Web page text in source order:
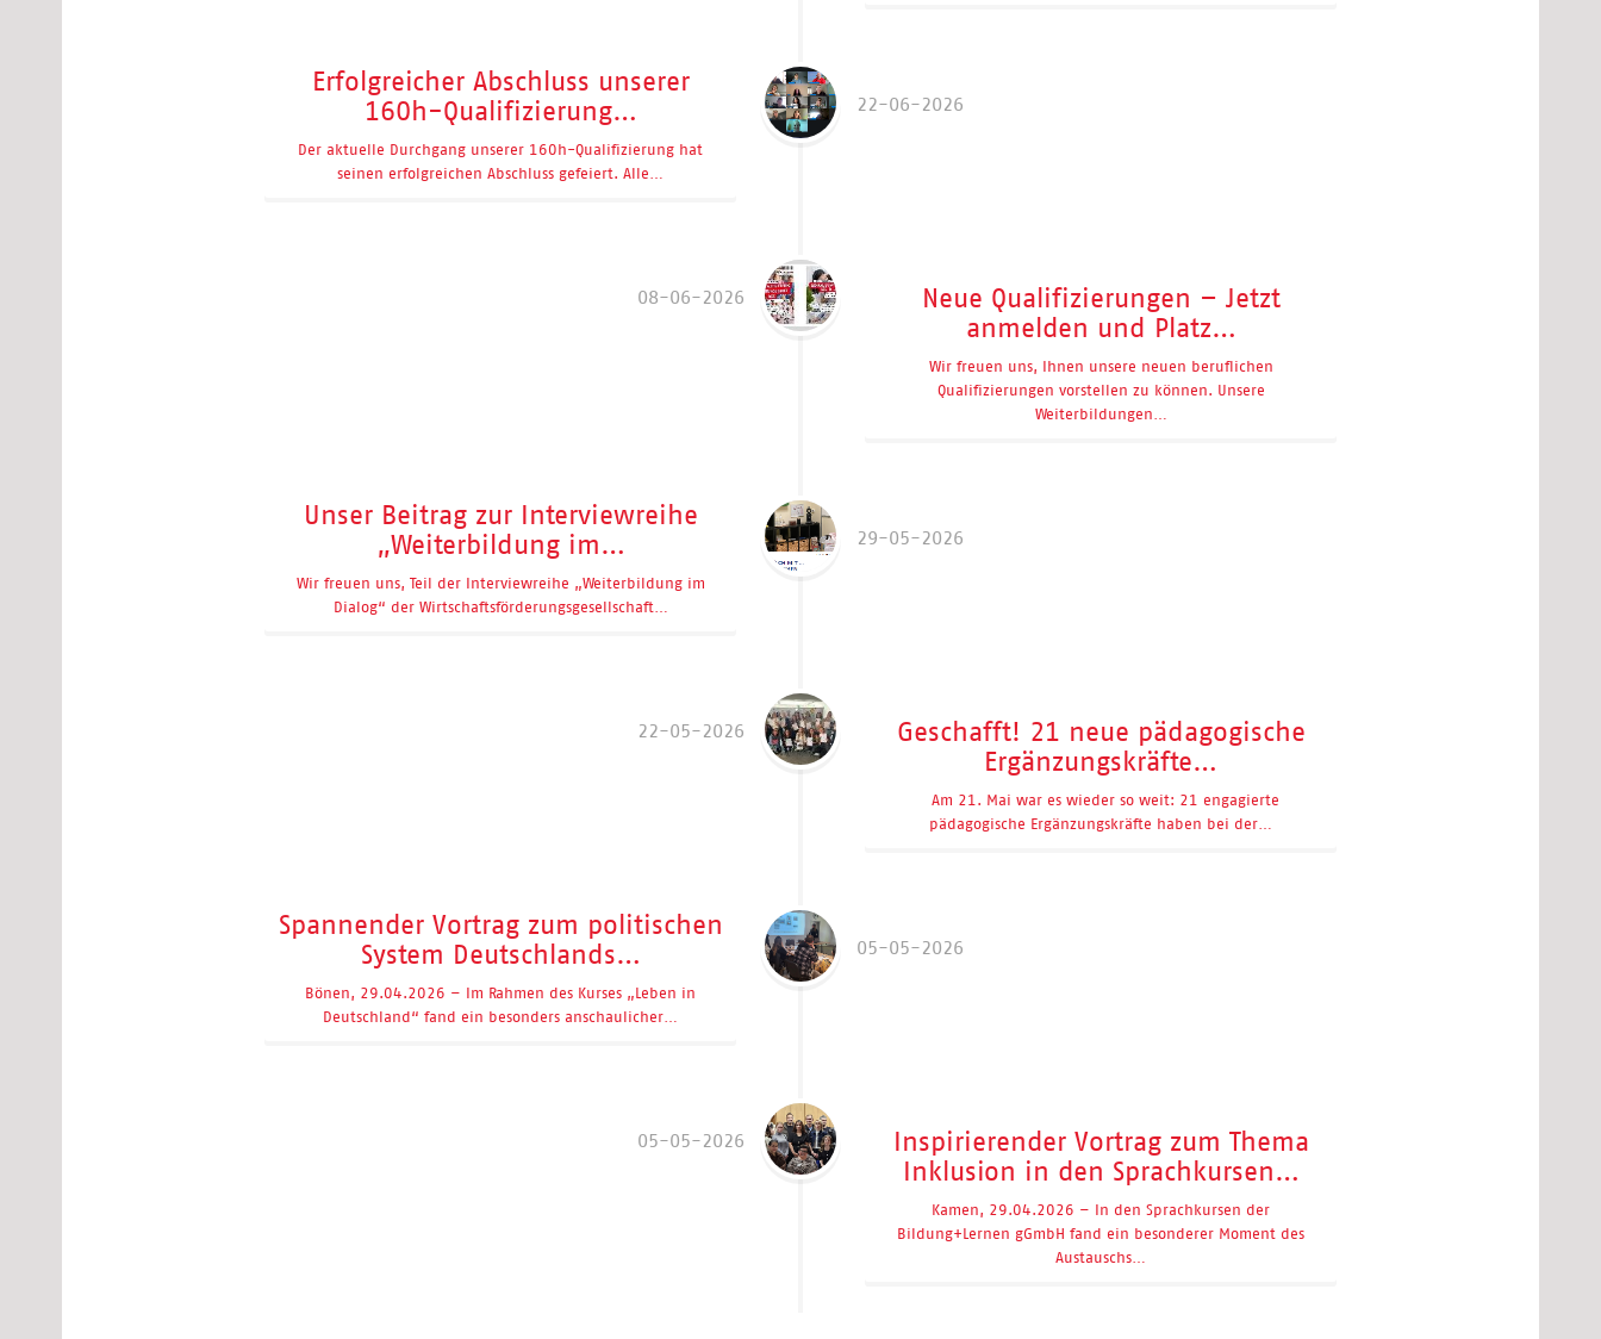
Erfolgreicher Abschluss unserer
160h-Qualifizierung…
Der aktuelle Durchgang unserer 160h-Qualifizierung hat
seinen erfolgreichen Abschluss gefeiert. Alle…
22-06-2026
Neue Qualifizierungen – Jetzt
anmelden und Platz…
Wir freuen uns, Ihnen unsere neuen beruflichen
Qualifizierungen vorstellen zu können. Unsere
Weiterbildungen…
08-06-2026
Unser Beitrag zur Interviewreihe
„Weiterbildung im…
Wir freuen uns, Teil der Interviewreihe „Weiterbildung im
Dialog“ der Wirtschaftsförderungsgesellschaft…
29-05-2026
Geschafft! 21 neue pädagogische
Ergänzungskräfte…
Am 21. Mai war es wieder so weit: 21 engagierte
pädagogische Ergänzungskräfte haben bei der…
22-05-2026
Spannender Vortrag zum politischen
System Deutschlands…
Bönen, 29.04.2026 – Im Rahmen des Kurses „Leben in
Deutschland“ fand ein besonders anschaulicher…
05-05-2026
Inspirierender Vortrag zum Thema
Inklusion in den Sprachkursen…
Kamen, 29.04.2026 – In den Sprachkursen der
Bildung+Lernen gGmbH fand ein besonderer Moment des
Austauschs…
05-05-2026